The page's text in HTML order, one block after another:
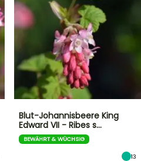
Blut-Johannisbeere King
Edward VII - Ribes s…
BEWÄHRT & WÜCHSIG
13